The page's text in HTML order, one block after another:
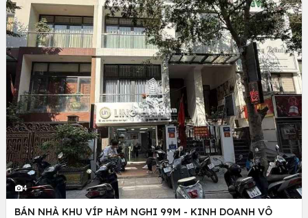
4
BÁN NHÀ KHU VÍP HÀM NGHI 99M - KINH DOANH VÔ